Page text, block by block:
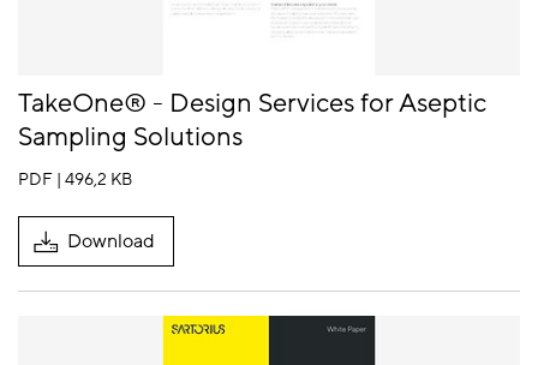
TakeOne® - Design Services for Aseptic
Sampling Solutions
PDF | 496,2 KB
Download